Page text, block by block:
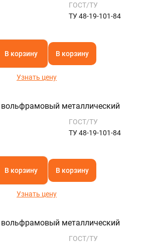
ГОСТ/ТУ
ТУ 48-19-101-84
В корзину В корзину
Узнать цену
металлический
ГОСТ/ТУ
ТУ 48-19-101-84
В корзину В корзину
Узнать цену
металлический
ГОСТ/ТУ